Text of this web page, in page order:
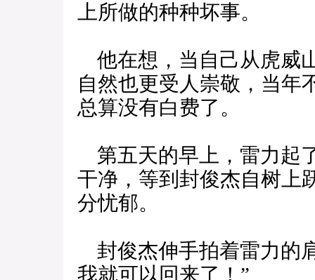
上所做的种种坏事。
他在想，当自己从虎威
自然也更受人崇敬，当年
总算没有白费了。
第五天的早上，雷力起
干净，等到封俊杰自树上
分忧郁。
封俊杰伸手拍着雷力的
我就可以回来了！”